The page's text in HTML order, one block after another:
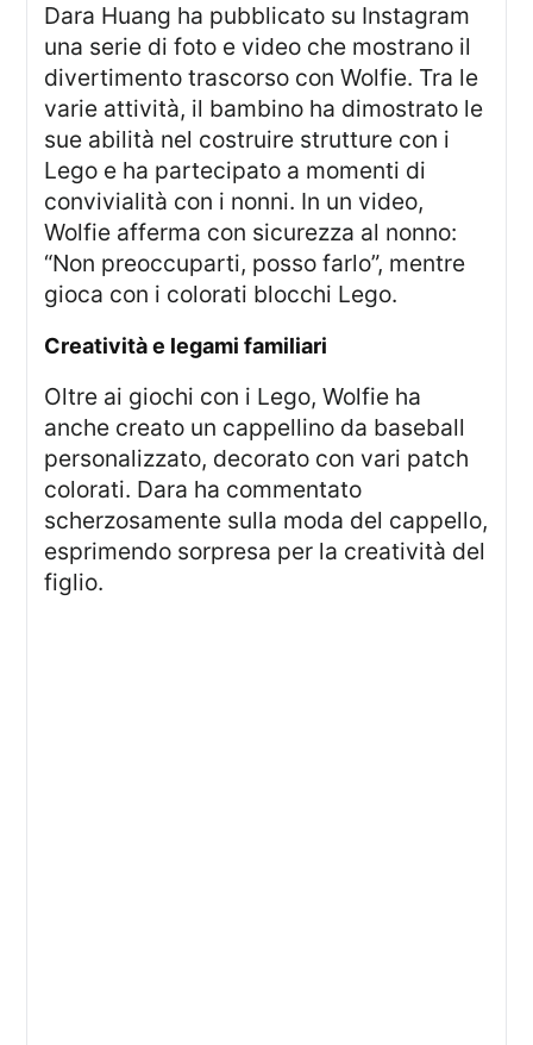
Dara Huang ha pubblicato su Instagram
una serie di foto e video che mostrano il
divertimento trascorso con Wolfie. Tra le
varie attività, il bambino ha dimostrato le
sue abilità nel costruire strutture con i
Lego e ha partecipato a momenti di
convivialità con i nonni. In un video,
Wolfie afferma con sicurezza al nonno:
“Non preoccuparti, posso farlo”, mentre
gioca con i colorati blocchi Lego.
creatività e legami familiari
Oltre ai giochi con i Lego, Wolfie ha
anche creato un cappellino da baseball
personalizzato, decorato con vari patch
colorati. Dara ha commentato
scherzosamente sulla moda del cappello,
esprimendo sorpresa per la creatività del
figlio.